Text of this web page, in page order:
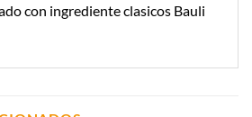
con ingrediente clasicos Bauli